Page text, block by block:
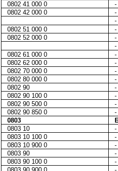
0802 41 000 0
-
0802 42 000 0
-
-
0802 51 000 0
-
0802 52 000 0
-
-
0802 61 000 0
-
0802 62 000 0
-
0802 70 000 0
-
0802 80 000 0
-
0802 90
-
0802 90 100 0
-
0802 90 500 0
-
0802 90 850 0
-
0803
0803 10
-
0803 10 100 0
-
0803 10 900 0
-
0803 90
-
0803 90 100 0
-